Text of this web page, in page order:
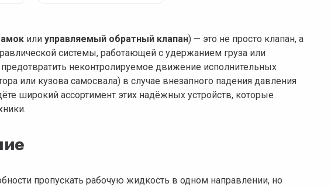
или управляемый обратный клапан) — это не просто клапан, а
системы, работающей с удержанием груза или
неконтролируемое движение исполнительных
или кузова самосвала) в случае внезапного падения давления
широкий ассортимент этих надёжных устройств, которые
пропускать рабочую жидкость в одном направлении, но